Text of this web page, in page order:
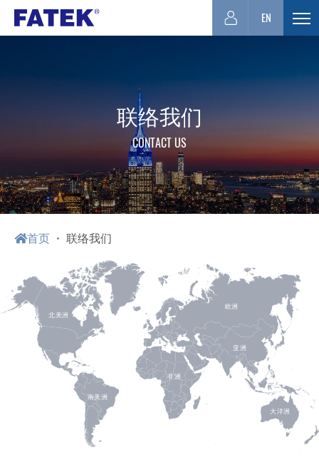
台
FATEK
永
宏
PLC-
厦
门
展
单
EN
联络我们
CONTACT US
首页 联络我们
北美洲
南美洲
非洲
大洋洲
欧洲
亚洲